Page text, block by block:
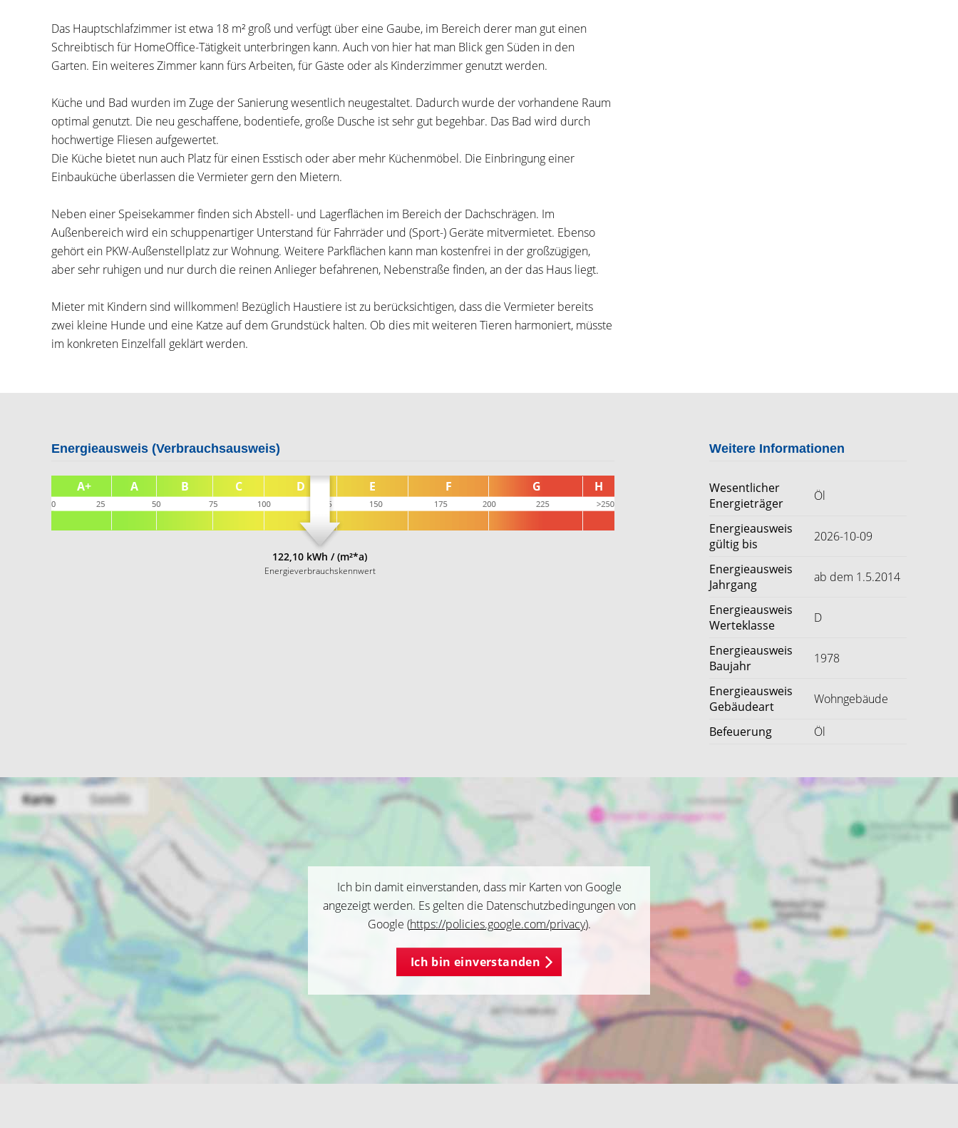
Das Hauptschlafzimmer ist etwa 18 m² groß und verfügt über eine Gaube, im Bereich derer man gut einen
Schreibtisch für HomeOffice-Tätigkeit unterbringen kann. Auch von hier hat man Blick gen Süden in den
Garten. Ein weiteres Zimmer kann fürs Arbeiten, für Gäste oder als Kinderzimmer genutzt werden.
Küche und Bad wurden im Zuge der Sanierung wesentlich neugestaltet. Dadurch wurde der vorhandene Raum
optimal genutzt. Die neu geschaffene, bodentiefe, große Dusche ist sehr gut begehbar. Das Bad wird durch
hochwertige Fliesen aufgewertet.
Die Küche bietet nun auch Platz für einen Esstisch oder aber mehr Küchenmöbel. Die Einbringung einer
Einbauküche überlassen die Vermieter gern den Mietern.
Neben einer Speisekammer finden sich Abstell- und Lagerflächen im Bereich der Dachschrägen. Im
Außenbereich wird ein schuppenartiger Unterstand für Fahrräder und (Sport-) Geräte mitvermietet. Ebenso
gehört ein PKW-Außenstellplatz zur Wohnung. Weitere Parkflächen kann man kostenfrei in der großzügigen,
aber sehr ruhigen und nur durch die reinen Anlieger befahrenen, Nebenstraße finden, an der das Haus liegt.
Mieter mit Kindern sind willkommen! Bezüglich Haustiere ist zu berücksichtigen, dass die Vermieter bereits
zwei kleine Hunde und eine Katze auf dem Grundstück halten. Ob dies mit weiteren Tieren harmoniert, müsste
im konkreten Einzelfall geklärt werden.
Energieausweis (Verbrauchsausweis)
122,10 kWh / (m²*a)
Energieverbrauchskennwert
Weitere Informationen
Wesentlicher
Energieträger
Öl
Energieausweis
gültig bis
2026-10-09
Energieausweis
Jahrgang
ab dem 1.5.2014
Energieausweis
Werteklasse
D
Energieausweis
Baujahr
1978
Energieausweis
Gebäudeart
Wohngebäude
Befeuerung Öl
Ich bin damit einverstanden, dass mir Karten von Google
angezeigt werden. Es gelten die Datenschutzbedingungen von
Google (https://policies.google.com/privacy).
Ich bin einverstanden